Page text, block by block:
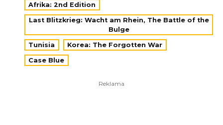
Afrika: 2nd Edition
Last Blitzkrieg: Wacht am Rhein, The Battle of the
Bulge
Tunisia Korea: The Forgotten War
Case Blue